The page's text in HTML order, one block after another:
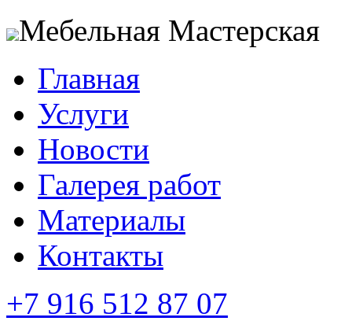
Мебельная Мастерская
Главная
Услуги
Новости
Галерея работ
Материалы
Контакты
+7 916 512 87 07